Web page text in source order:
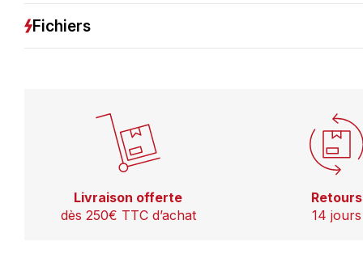
Fichiers
Livraison offerte
dès 250€ TTC d’achat
Retours
14 jours